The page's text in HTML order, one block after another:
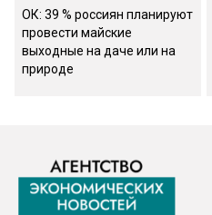
ОК: 39 % россиян планируют
провести майские
выходные на даче или на
природе